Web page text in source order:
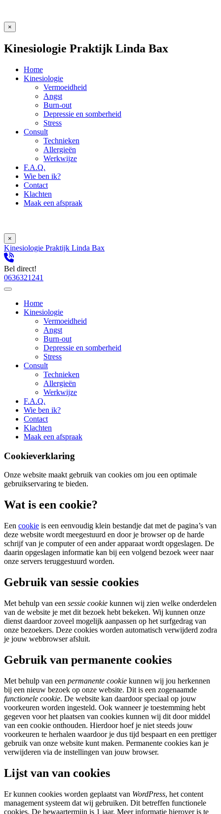
×
Kinesiologie Praktijk Linda Bax
Home
Kinesiologie
Vermoeidheid
Angst
Burn-out
Depressie en somberheid
Stress
Consult
Technieken
Allergieën
Werkwijze
F.A.Q.
Wie ben ik?
Contact
Klachten
Maak een afspraak
×
Kinesiologie Praktijk Linda Bax
Bel direct!
0636321241
Home
Kinesiologie
Vermoeidheid
Angst
Burn-out
Depressie en somberheid
Stress
Consult
Technieken
Allergieën
Werkwijze
F.A.Q.
Wie ben ik?
Contact
Klachten
Maak een afspraak
Cookieverklaring
Onze website maakt gebruik van cookies om jou een optimale
gebruikservaring te bieden.
Wat is een cookie?
Een cookie is een eenvoudig klein bestandje dat met de pagina’s van
deze website wordt meegestuurd en door je browser op de harde
schrijf van je computer of een ander apparaat wordt opgeslagen. De
daarin opgeslagen informatie kan bij een volgend bezoek weer naar
onze servers teruggestuurd worden.
Gebruik van sessie cookies
Met behulp van een sessie cookie kunnen wij zien welke onderdelen
van de website je met dit bezoek hebt bekeken. Wij kunnen onze
dienst daardoor zoveel mogelijk aanpassen op het surfgedrag van
onze bezoekers. Deze cookies worden automatisch verwijderd zodra
je jouw webbrowser afsluit.
Gebruik van permanente cookies
Met behulp van een permanente cookie kunnen wij jou herkennen
bij een nieuw bezoek op onze website. Dit is een zogenaamde
functionele cookie. De website kan daardoor speciaal op jouw
voorkeuren worden ingesteld. Ook wanneer je toestemming hebt
gegeven voor het plaatsen van cookies kunnen wij dit door middel
van een cookie onthouden. Hierdoor hoef je niet steeds jouw
voorkeuren te herhalen waardoor je dus tijd bespaart en een prettiger
gebruik van onze website kunt maken. Permanente cookies kan je
verwijderen via de instellingen van jouw browser.
Lijst van van cookies
Er kunnen cookies worden geplaatst van WordPress, het content
management systeem dat wij gebruiken. Dit betreffen functionele
cookies. De bewaartermijn is 1 jaar. Meer informatie hierover is te